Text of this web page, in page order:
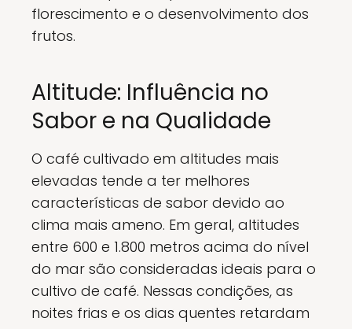
florescimento e o desenvolvimento dos
frutos.
Altitude: Influência no
Sabor e na Qualidade
O café cultivado em altitudes mais
elevadas tende a ter melhores
características de sabor devido ao
clima mais ameno. Em geral, altitudes
entre 600 e 1.800 metros acima do nível
do mar são consideradas ideais para o
cultivo de café. Nessas condições, as
noites frias e os dias quentes retardam